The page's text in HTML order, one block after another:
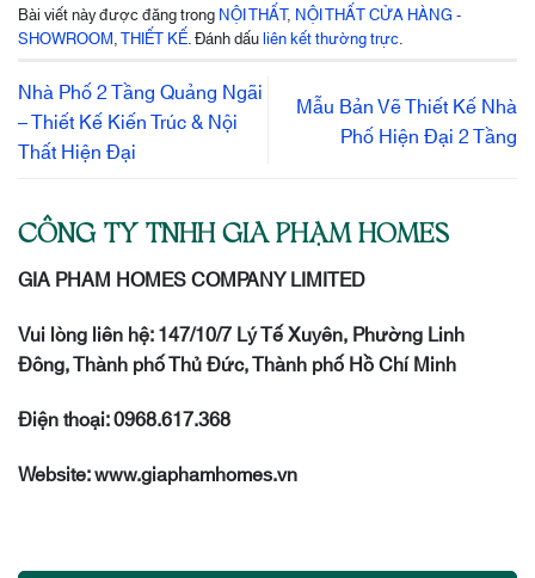
Bài viết này được đăng trong NỘI THẤT, NỘI THẤT CỬA HÀNG -
SHOWROOM THIẾT KẾ . Đánh dấuliên kết thường trực
Nhà Phố 2 Tầng Quảng Ngãi
– Thiết Kế Kiến Trúc & Nội
Thất Hiện Đại
Mẫu Bản Vẽ Thiết Kế Nhà
Phố Hiện Đại 2 Tầng
CÔNG TY TNHH GIA PHẠM HOMES
GIA PHAM HOMES COMPANY LIMITED
Vui lòng liên hệ: 147/10/7 Lý Tế Xuyên, Phường Linh
Đông, Thành phố Thủ Đức, Thành phố Hồ Chí Minh
Điện thoại: 0968.617.368
Website: www.giaphamhomes.vn